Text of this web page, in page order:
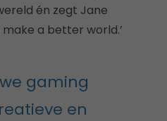
én zegt Jane
make a better world.’
gaming
en